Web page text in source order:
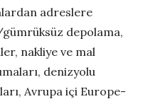
adreslere
depolama,
nakliye ve mal
denizyolu
Avrupa içi Europe-